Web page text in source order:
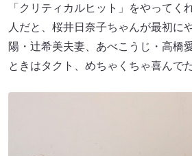
「クリティカルヒット」をやってく
人だと、桜井日奈子ちゃんが最初に
陽・辻希美夫妻、あべこうじ・高橋
ときはタクト、めちゃくちゃ喜んで